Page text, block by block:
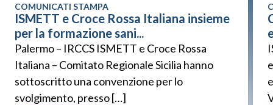
COMUNICATI STAMPA
ISMETT e Croce Rossa Italiana insieme
per la formazione sani...
Palermo – IRCCS ISMETT e Croce Rossa
Italiana – Comitato Regionale Sicilia hanno
sottoscritto una convenzione per lo
svolgimento, presso […]